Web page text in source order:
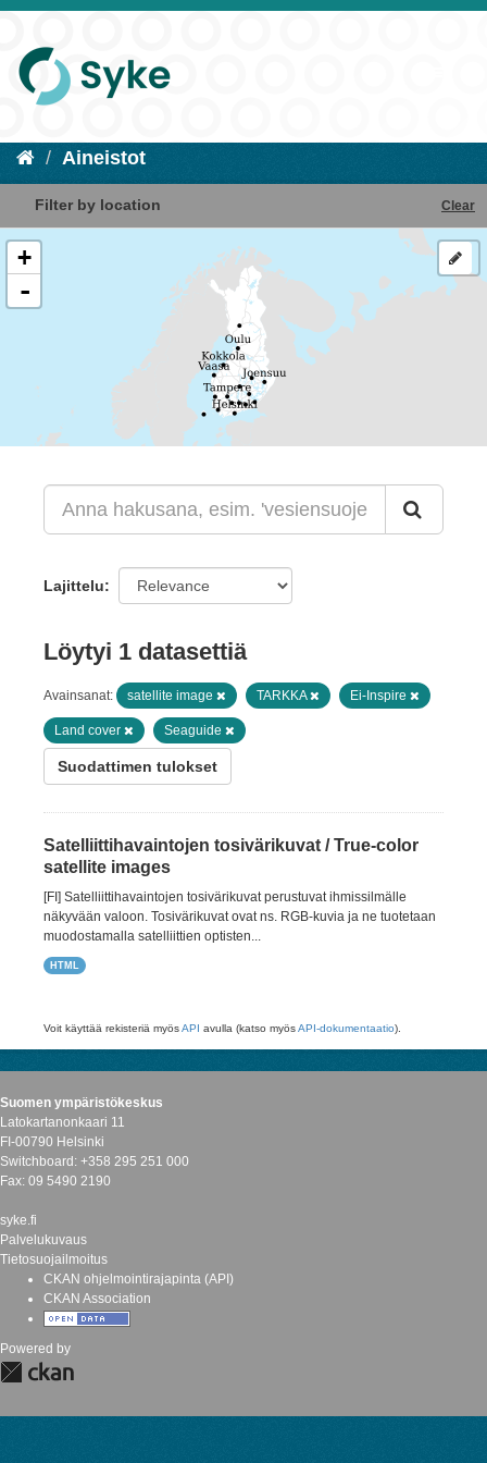
Aineistot
Filter by location Clear
+
-
Lajittelu
Löytyi 1 datasettiä
Avainsanat: satellite image TARKKA Ei-Inspire
Land cover Seaguide
Suodattimen tulokset
Satelliittihavaintojen tosivärikuvat / True-color
satellite images
[FI] Satelliittihavaintojen tosivärikuvat perustuvat ihmissilmälle
näkyvään valoon. Tosivärikuvat ovat ns. RGB-kuvia ja ne tuotetaan
muodostamalla satelliittien optisten...
HTML
Voit käyttää rekisteriä myösAPI avulla (katso myösAPI-dokumentaatio).
Suomen ympäristökeskus
Latokartanonkaari 11
FI-00790 Helsinki
Switchboard: +358 295 251 000
Fax: 09 5490 2190
syke.fi
Palvelukuvaus
Tietosuojailmoitus
CKAN ohjelmointirajapinta (API)
CKAN Association
Powered by